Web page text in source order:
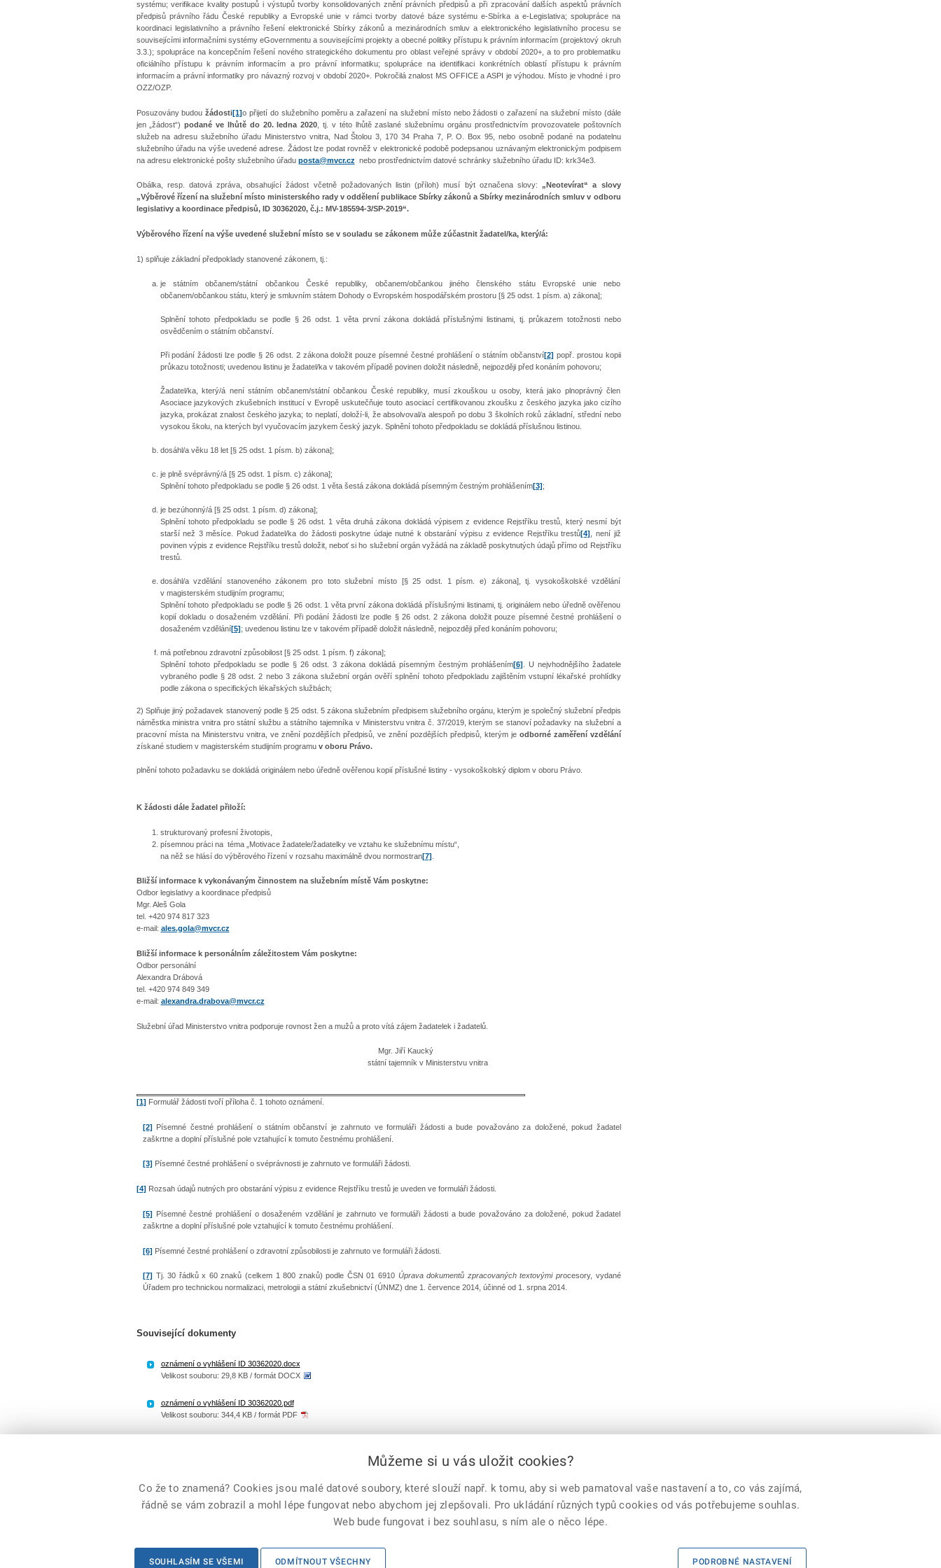
systému; verifikace kvality postupů i výstupů tvorby konsolidovaných znění právních předpisů a při zpracování dalších aspektů právních
předpisů právního řádu České republiky a Evropské unie v rámci tvorby datové báze systému e-Sbírka a e-Legislativa; spolupráce na
koordinaci legislativního a právního řešení elektronické Sbírky zákonů a mezinárodních smluv a elektronického legislativního procesu se
souvisejícími informačními systémy eGovernmentu a souvisejícími projekty a obecné politiky přístupu k právním informacím (projektový okruh
3.3.); spolupráce na koncepčním řešení nového strategického dokumentu pro oblast veřejné správy v období 2020+, a to pro problematiku
oficiálního přístupu k právním informacím a pro právní informatiku; spolupráce na identifikaci konkrétních oblastí přístupu k právním
informacím a právní informatiky pro návazný rozvoj v období 2020+. Pokročilá znalost MS OFFICE a ASPI je výhodou. Místo je vhodné i pro
OZZ/OZP.
Posuzovány budoužádosti[1]o přijetí do služebního poměru a zařazení na služební místo nebo žádosti o zařazení na služební místo (dále
jen „žádost“) podané ve lhůtě do 20. ledna 2020 , tj. v této lhůtě zaslané služebnímu orgánu prostřednictvím provozovatele poštovních
služeb na adresu služebního úřadu Ministerstvo vnitra, Nad Štolou 3, 170 34 Praha 7, P. O. Box 95, nebo osobně podané na podatelnu
služebního úřadu na výše uvedené adrese. Žádost lze podat rovněž v elektronické podobě podepsanou uznávaným elektronickým podpisem
na adresu elektronické pošty služebního úřadu posta@mvcr.cz nebo prostřednictvím datové schránky služebního úřadu ID: krk34e3.
Obálka, resp. datová zpráva, obsahující žádost včetně požadovaných listin (příloh) musí být označena slovy:„Neotevírat“ a slovy
„Výběrové řízení na služební místo ministerského rady v oddělení publikace Sbírky zákonů a Sbírky mezinárodních smluv v odboru
legislativy a koordinace předpisů, ID 30362020, č.j.: MV-185594-3/SP-2019“.
Výběrového řízení na výše uvedené služební místo se v souladu se zákonem může zúčastnit žadatel/ka, který/á:
1) splňuje základní předpoklady stanovené zákonem, tj.:
je státním občanem/státní občankou České republiky, občanem/občankou jiného členského státu Evropské unie nebo
občanem/občankou státu, který je smluvním státem Dohody o Evropském hospodářském prostoru [§ 25 odst. 1 písm. a) zákona];
Splnění tohoto předpokladu se podle § 26 odst. 1 věta první zákona dokládá příslušnými listinami, tj. průkazem totožnosti nebo
osvědčením o státním občanství.
Při podání žádosti lze podle § 26 odst. 2 zákona doložit pouze písemné čestné prohlášení o státním občanství [2] popř. prostou kopii
průkazu totožnosti; uvedenou listinu je žadatel/ka v takovém případě povinen doložit následně, nejpozději před konáním pohovoru;
Žadatel/ka, který/á není státním občanem/státní občankou České republiky, musí zkouškou u osoby, která jako plnoprávný člen
Asociace jazykových zkušebních institucí v Evropě uskutečňuje touto asociací certifikovanou zkoušku z českého jazyka jako cizího
jazyka, prokázat znalost českého jazyka; to neplatí, doloží-li, že absolvoval/a alespoň po dobu 3 školních roků základní, střední nebo
vysokou školu, na kterých byl vyučovacím jazykem český jazyk. Splnění tohoto předpokladu se dokládá příslušnou listinou.
dosáhl/a věku 18 let [§ 25 odst. 1 písm. b) zákona];
je plně svéprávný/á [§ 25 odst. 1 písm. c) zákona];
Splnění tohoto předpokladu se podle § 26 odst. 1 věta šestá zákona dokládá písemným čestným prohlášením[3] ;
je bezúhonný/á [§ 25 odst. 1 písm. d) zákona];
Splnění tohoto předpokladu se podle § 26 odst. 1 věta druhá zákona dokládá výpisem z evidence Rejstříku trestů, který nesmí být
starší než 3 měsíce. Pokud žadatel/ka do žádosti poskytne údaje nutné k obstarání výpisu z evidence Rejstříku trestů[4]
, není již
povinen výpis z evidence Rejstříku trestů doložit, neboť si ho služební orgán vyžádá na základě poskytnutých údajů přímo od Rejstříku
trestů.
dosáhl/a vzdělání stanoveného zákonem pro toto služební místo [§ 25 odst. 1 písm. e) zákona], tj. vysokoškolské vzdělání
v magisterském studijním programu;
Splnění tohoto předpokladu se podle § 26 odst. 1 věta první zákona dokládá příslušnými listinami, tj. originálem nebo úředně ověřenou
kopií dokladu o dosaženém vzdělání. Při podání žádosti lze podle § 26 odst. 2 zákona doložit pouze písemné čestné prohlášení o
dosaženém vzdělání [5] ; uvedenou listinu lze v takovém případě doložit následně, nejpozději před konáním pohovoru;
má potřebnou zdravotní způsobilost [§ 25 odst. 1 písm. f) zákona];
​Splnění tohoto předpokladu se podle § 26 odst. 3 zákona dokládá písemným čestným prohlášením[6]
. U nejvhodnějšího žadatele
vybraného podle § 28 odst. 2 nebo 3 zákona služební orgán ověří splnění tohoto předpokladu zajištěním vstupní lékařské prohlídky
podle zákona o specifických lékařských službách;
2) Splňuje jiný požadavek stanovený podle § 25 odst. 5 zákona služebním předpisem služebního orgánu, kterým je společný služební předpis
náměstka ministra vnitra pro státní službu a státního tajemníka v Ministerstvu vnitra č. 37/2019, kterým se stanoví požadavky na služební a
pracovní místa na Ministerstvu vnitra, ve znění pozdějších předpisů, ve znění pozdějších předpisů, kterým je odborné zaměření vzdělání
získané studiem v magisterském studijním programuv oboru Právo.
plnění tohoto požadavku se dokládá originálem nebo úředně ověřenou kopií příslušné listiny - vysokoškolský diplom v oboru Právo.
K žádosti dále žadatel přiloží:
strukturovaný profesní životopis,
písemnou práci na téma „Motivace žadatele/žadatelky ve vztahu ke služebnímu místu“,
na něž se hlásí do výběrového řízení v rozsahu maximálně dvou normostran[7]
Bližší informace k vykonávaným činnostem na služebním místě Vám poskytne:
Odbor legislativy a koordinace předpisů
Mgr. Aleš Gola
tel. +420 974 817 323
e-mail: ales.gola@mvcr.cz
Bližší informace k personálním záležitostem Vám poskytne:
Odbor personální
Alexandra Drábová
tel. +420 974 849 349
e-mail: alexandra.drabova@mvcr.cz
Služební úřad Ministerstvo vnitra podporuje rovnost žen a mužů a proto vítá zájem žadatelek i žadatelů.
Mgr. Jiří Kaucký
státní tajemník v Ministerstvu vnitra
[1] Formulář žádosti tvoří příloha č. 1 tohoto oznámení.
[2] Písemné čestné prohlášení o státním občanství je zahrnuto ve formuláři žádosti a bude považováno za doložené, pokud žadatel
zaškrtne a doplní příslušné pole vztahující k tomuto čestnému prohlášení.
[3] Písemné čestné prohlášení o svéprávnosti je zahrnuto ve formuláři žádosti.
[4] Rozsah údajů nutných pro obstarání výpisu z evidence Rejstříku trestů je uveden ve formuláři žádosti.
[5] Písemné čestné prohlášení o dosaženém vzdělání je zahrnuto ve formuláři žádosti a bude považováno za doložené, pokud žadatel
zaškrtne a doplní příslušné pole vztahující k tomuto čestnému prohlášení.
[6] Písemné čestné prohlášení o zdravotní způsobilosti je zahrnuto ve formuláři žádosti.
[7] Tj. 30 řádků x 60 znaků (celkem 1 800 znaků) podle ČSN 01 6910 Úprava dokumentů zpracovaných textovými procesory, vydané
Úřadem pro technickou normalizaci, metrologii a státní zkušebnictví (ÚNMZ) dne 1. července 2014, účinné od 1. srpna 2014.
Související dokumenty
oznámení o vyhlášení ID 30362020.docx
Velikost souboru: 29,8 KB / formát DOCX
oznámení o vyhlášení ID 30362020.pdf
Velikost souboru: 344,4 KB / formát PDF
vytisknout
Corp.
Facebook
© 2026 Ministerstvo vnitra České republiky, všechna práva vyhrazena Prohlášení o přístupnosti | Cookies |
Můžeme si u vás uložit cookies?
Co že to znamená? Cookies jsou malé datové soubory, které slouží např. k tomu, aby si web pamatoval vaše nastavení a to, co vás zajímá,
řádně se vám zobrazil a mohl lépe fungovat nebo abychom jej zlepšovali. Pro ukládání různých typů cookies od vás potřebujeme souhlas.
Web bude fungovat i bez souhlasu, s ním ale o něco lépe.
SOUHLASÍM SE VŠEMI ODMÍTNOUT VŠECHNY PODROBNÉ NASTAVENÍ